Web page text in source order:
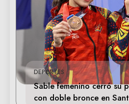
DEPORTES
Sable femenino cerró su
con doble bronce en